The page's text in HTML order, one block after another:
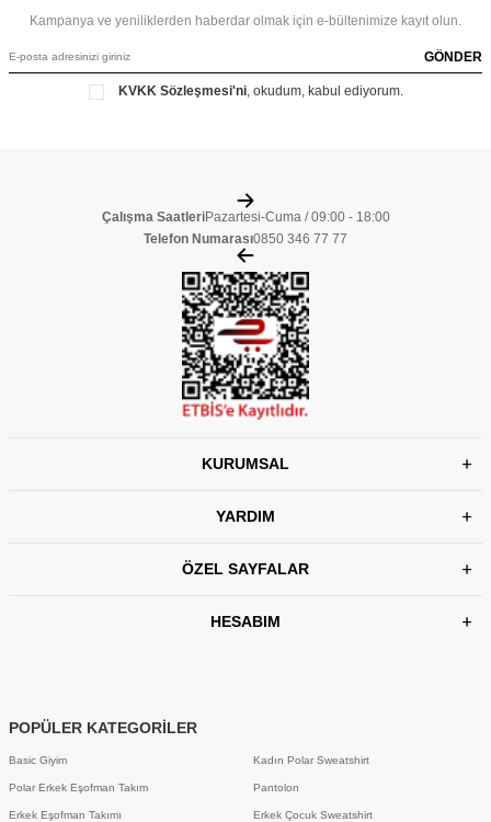
Kampanya ve yeniliklerden haberdar olmak için e-bültenimize kayıt olun.
GÖNDER
KVKK Sözleşmesi'ni, okudum, kabul ediyorum.
Çalışma SaatleriPazartesi-Cuma / 09:00 - 18:00
Telefon Numarası0850 346 77 77
KURUMSAL
YARDIM
ÖZEL SAYFALAR
HESABIM
POPÜLER KATEGORİLER
Basic Giyim
Polar Erkek Eşofman Takım
Erkek Eşofman Takımı
Kadın Polar Sweatshirt
Pantolon
Erkek Çocuk Sweatshirt